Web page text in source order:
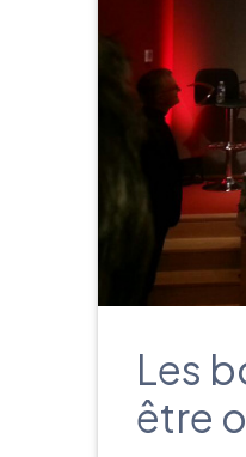
Les
être